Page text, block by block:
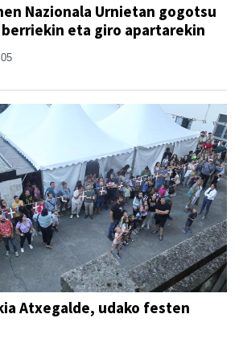
Nazionala Urnietan gogotsu
eta giro apartarekin
Atxegalde, udako festen